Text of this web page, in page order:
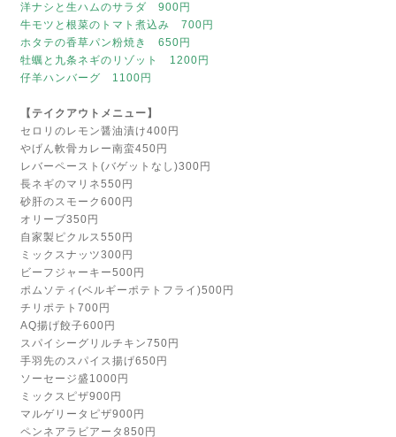
洋ナシと生ハムのサラダ 900円
牛モツと根菜のトマト煮込み 700円
ホタテの香草パン粉焼き 650円
牡蠣と九条ネギのリゾット 1200円
仔羊ハンバーグ 1100円
【テイクアウトメニュー】
セロリのレモン醤油漬け400円
やげん軟骨カレー南蛮450円
レバーペースト(バゲットなし)300円
長ネギのマリネ550円
砂肝のスモーク600円
オリーブ350円
自家製ピクルス550円
ミックスナッツ300円
ビーフジャーキー500円
ポムソティ(ベルギーポテトフライ)500円
チリポテト700円
AQ揚げ餃子600円
スパイシーグリルチキン750円
手羽先のスパイス揚げ650円
ソーセージ盛1000円
ミックスピザ900円
マルゲリータピザ900円
ペンネアラビアータ850円